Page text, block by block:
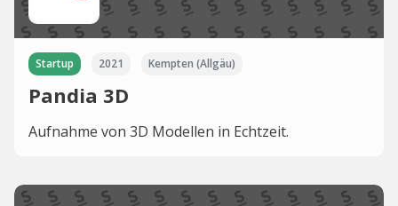
Startup 2021 Kempten (Allgäu)
Pandia 3D
Aufnahme von 3D Modellen in Echtzeit.